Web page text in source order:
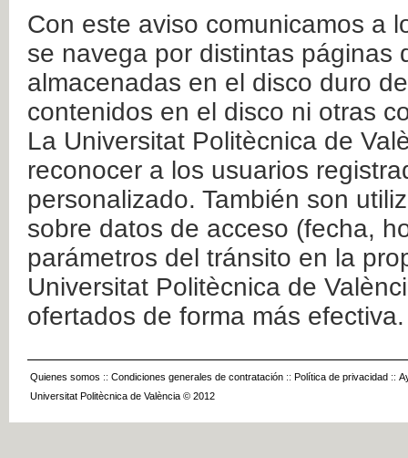
Con este aviso comunicamos a
se navega por distintas páginas
almacenadas en el disco duro
contenidos en el disco ni otras
La Universitat Politècnica de
reconocer a los usuarios
personalizado. También son
sobre datos de acceso (fecha,
parámetros del tránsito en la
Universitat Politècnica de
ofertados de forma más efectiva.
Quienes somos :: Condiciones generales de contratación :: Política de privacidad ::
Universitat Politècnica de València © 2012